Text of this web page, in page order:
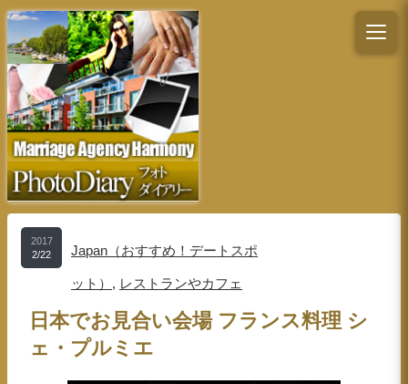
2017
2/22
Japan（おすすめ！デートスポ
ット） , レストランやカフェ
日本でお見合い会場 フランス料理 シ
ェ・プルミエ